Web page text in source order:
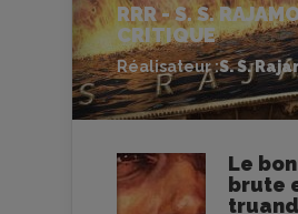
RRR - S. S.
CRITIQUE
Réalisateur :S. S.
Le
brute